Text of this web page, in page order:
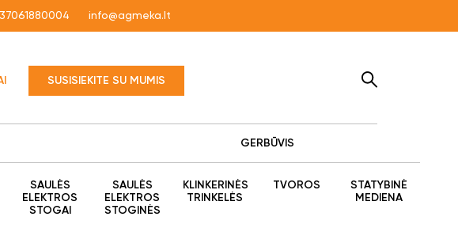
info@agmeka.lt
SUSISIEKITE SU MUMIS
GERBŪVIS
SAULĖS
ELEKTROS
STOGAI
SAULĖS
ELEKTROS
STOGINĖS
KLINKERINĖS
TRINKELĖS
TVOROS
STATYBINĖ
MEDIENA